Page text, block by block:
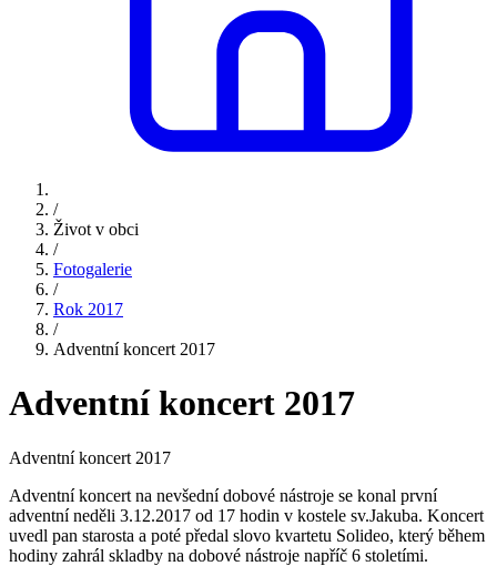
/
Život v obci
/
Fotogalerie
/
Rok 2017
/
Adventní koncert 2017
Adventní koncert 2017
Adventní koncert 2017
Adventní koncert na nevšední dobové nástroje se konal první
adventní neděli 3.12.2017 od 17 hodin v kostele sv.Jakuba. Koncert
uvedl pan starosta a poté předal slovo kvartetu Solideo, který během
hodiny zahrál skladby na dobové nástroje napříč 6 stoletími.